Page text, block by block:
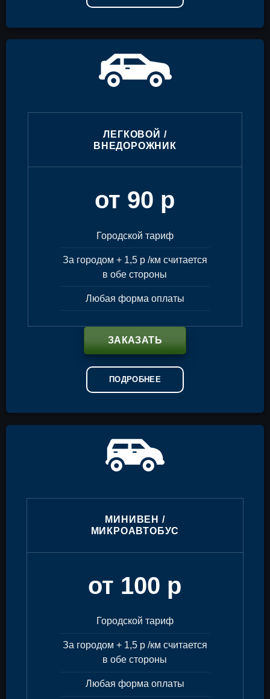
ЛЕГКОВОЙ /
ВНЕДОРОЖНИК
от 90 р
Городской тариф
За городом + 1,5 р /км считается
в обе стороны
Любая форма оплаты
ЗАКАЗАТЬ
ПОДРОБНЕЕ
МИНИВЕН /
МИКРОАВТОБУС
от 100 р
Городской тариф
За городом + 1,5 р /км считается
в обе стороны
Любая форма оплаты